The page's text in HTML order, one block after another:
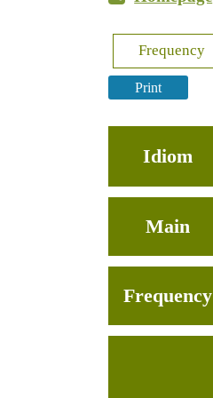
Frequency
Print
Idiom
Main
Frequency